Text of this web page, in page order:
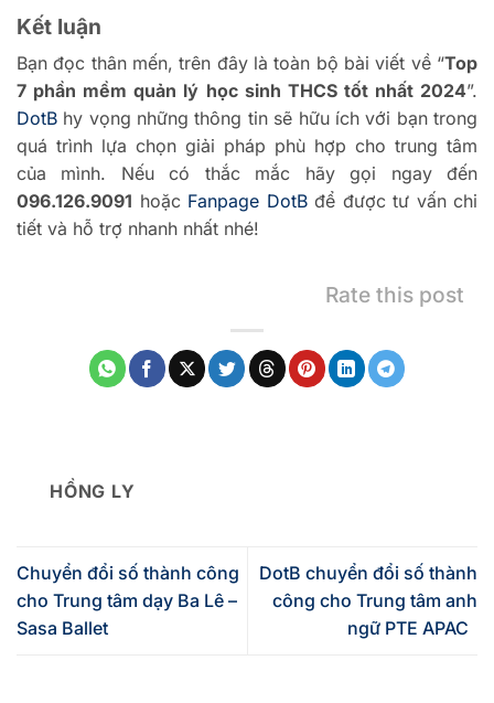
Kết luận
Bạn đọc thân mến, trên đây là toàn bộ bài viết về “Top
7 phần mềm quản lý học sinh THCS tốt nhất 2024”.
DotB hy vọng những thông tin sẽ hữu ích với bạn trong
quá trình lựa chọn giải pháp phù hợp cho trung tâm
của mình. Nếu có thắc mắc hãy gọi ngay đến
096.126.9091 hoặc Fanpage DotBđể được tư vấn chi
tiết và hỗ trợ nhanh nhất nhé!
Rate this post
HỒNG LY
Chuyển đổi số thành công
cho Trung tâm dạy Ba Lê –
Sasa Ballet
DotB chuyển đổi số thành
công cho Trung tâm anh
ngữ PTE APAC